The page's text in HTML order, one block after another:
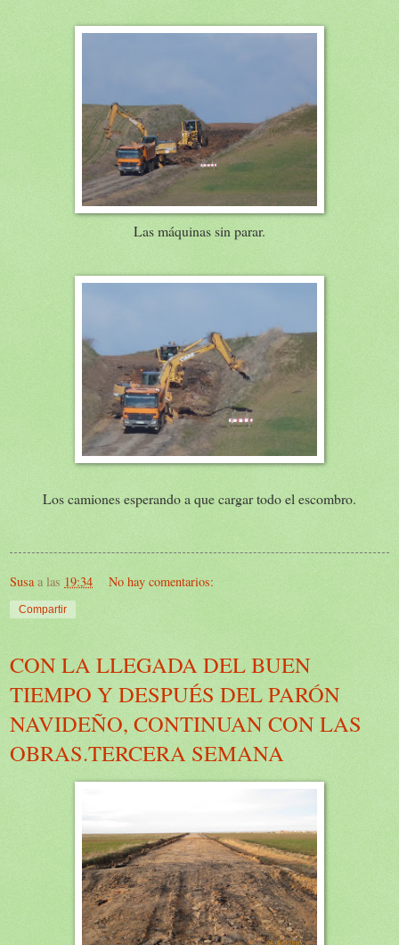
Las máquinas sin parar.
Los camiones esperando a que cargar todo el escombro.
Susa a las 19:34 No hay comentarios:
Compartir
CON LA LLEGADA DEL BUEN
TIEMPO Y DESPUÉS DEL PARÓN
NAVIDEÑO, CONTINUAN CON LAS
OBRAS.TERCERA SEMANA